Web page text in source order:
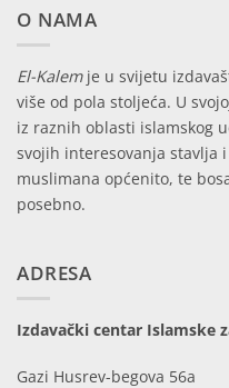
O NAMA
El-Kalemje u svijetu
više od pola stoljeća. U
iz raznih oblasti islamskog
svojih interesovanja
muslimana općenito, te
posebno.
ADRESA
Izdavački centar Islamske
Gazi Husrev-begova 56a